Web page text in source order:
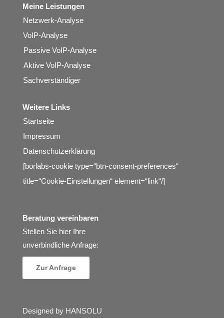
Meine Leistungen
Netzwerk-Analyse
VoIP-Analyse
Passive VoIP-Analyse
Aktive VoIP-Analyse
Sachverständiger
Weitere Links
Startseite
Impressum
Datenschutzerklärung
[borlabs-cookie type=“btn-consent-preferences“
title=“Cookie-Einstellungen“ element=“link“/]
Beratung vereinbaren
Stellen Sie hier Ihre
unverbindliche Anfrage:
Zur Anfrage
Designed by HANSOLU